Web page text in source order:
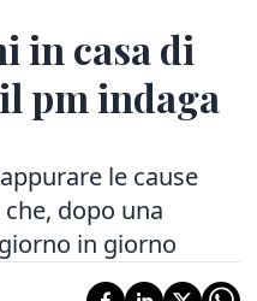
in casa di
pm indaga
le cause
dopo una
in giorno